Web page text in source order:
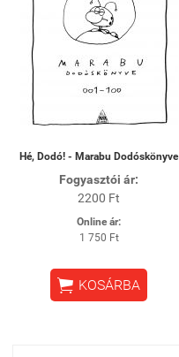
Hé, Dodó! - Marabu Dodóskönyve
Fogyasztói ár:
2200 Ft
Online ár:
1 750 Ft
 KOSÁRBA